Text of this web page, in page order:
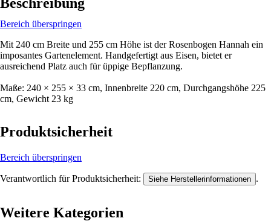
Bereich überspringen
Mit 240 cm Breite und 255 cm Höhe ist der Rosenbogen Hannah ein
imposantes Gartenelement. Handgefertigt aus Eisen, bietet er
ausreichend Platz auch für üppige Bepflanzung.
Maße: 240 × 255 × 33 cm, Innenbreite 220 cm, Durchgangshöhe 225
cm, Gewicht 23 kg
Produktsicherheit
Bereich überspringen
Verantwortlich für Produktsicherheit: Siehe Herstellerinformationen .
Weitere Kategorien